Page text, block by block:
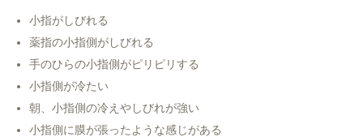
小指がしびれる
薬指の小指側がしびれる
手のひらの小指側がピリピリする
小指側が冷たい
朝、小指側の冷えやしびれが強い
小指側に膜が張ったような感じがある